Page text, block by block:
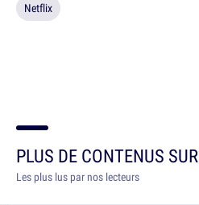
Netflix
PLUS DE CONTENUS SUR
Les plus lus par nos lecteurs